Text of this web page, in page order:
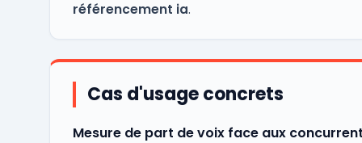
référencement ia.
Cas d'usage concrets
Mesure de part de voix face aux